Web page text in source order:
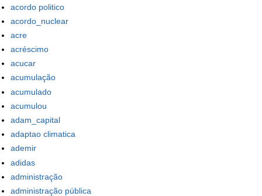
acordo politico
acordo_nuclear
acre
acréscimo
acucar
acumulação
acumulado
acumulou
adam_capital
adaptao climatica
ademir
adidas
administração
administração pública